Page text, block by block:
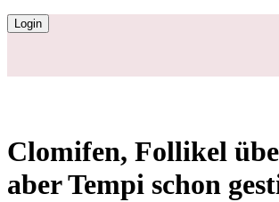
Login
Clomifen, Follikel
aber Tempi schon